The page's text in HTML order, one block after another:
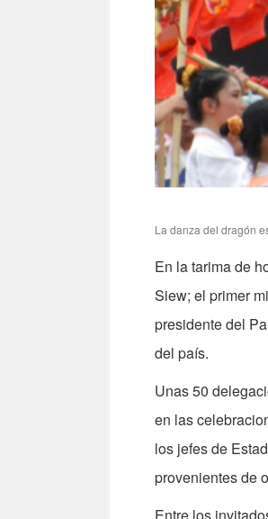
La danza del dragón
En la tarima de
Siew; el primer
presidente del
del país.
Unas 50
en las
los jefes de
provenientes de
Entre los